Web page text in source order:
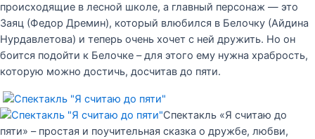
происходящие в лесной школе, а главный персонаж — это
Заяц (Федор Дремин), который влюбился в Белочку (Айдина
Нурдавлетова) и теперь очень хочет с ней дружить. Но он
боится подойти к Белочке – для этого ему нужна храбрость,
которую можно достичь, досчитав до пяти.
Спектакль «Я считаю до
пяти» – простая и поучительная сказка о дружбе, любви,